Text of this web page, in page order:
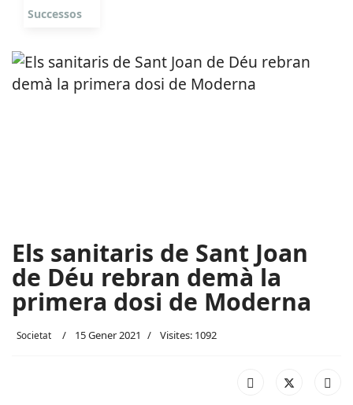
Successos
Els sanitaris de Sant Joan
de Déu rebran demà la
primera dosi de Moderna
Societat 15 Gener 2021 Visites: 1092